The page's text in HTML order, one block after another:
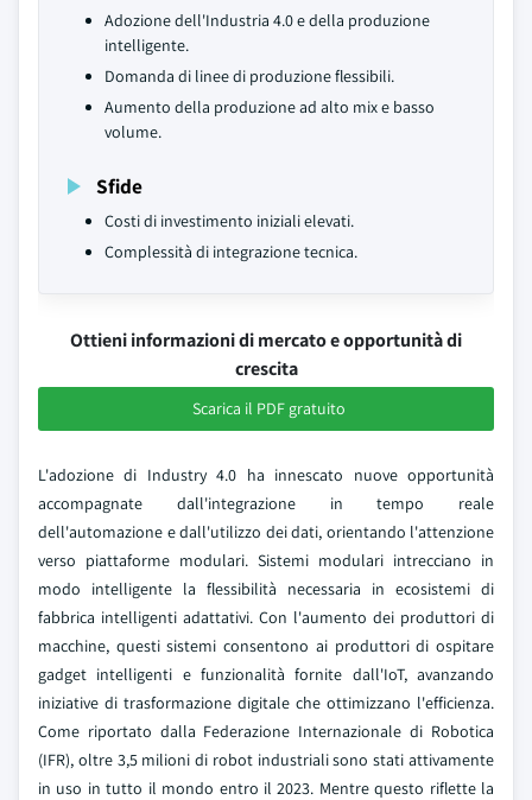
Adozione dell'Industria 4.0 e della produzione
intelligente.
Domanda di linee di produzione flessibili.
Aumento della produzione ad alto mix e basso
volume.
Sfide
Costi di investimento iniziali elevati.
Complessità di integrazione tecnica.
Ottieni informazioni di mercato e opportunità di
crescita
Scarica il PDF gratuito
L'adozione di Industry 4.0 ha innescato nuove opportunità
accompagnate dall'integrazione in tempo reale
dell'automazione e dall'utilizzo dei dati, orientando l'attenzione
verso piattaforme modulari. Sistemi modulari intrecciano in
modo intelligente la flessibilità necessaria in ecosistemi di
fabbrica intelligenti adattativi. Con l'aumento dei produttori di
macchine, questi sistemi consentono ai produttori di ospitare
gadget intelligenti e funzionalità fornite dall'IoT, avanzando
iniziative di trasformazione digitale che ottimizzano l'efficienza.
Come riportato dalla Federazione Internazionale di Robotica
(IFR), oltre 3,5 milioni di robot industriali sono stati attivamente
in uso in tutto il mondo entro il 2023. Mentre questo riflette la